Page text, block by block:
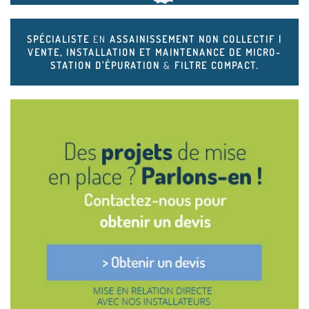
SPÉCIALISTE EN ASSAINISSEMENT NON COLLECTIF |
VENTE, INSTALLATION ET MAINTENANCE DE MICRO-
STATION D'ÉPURATION & FILTRE COMPACT.